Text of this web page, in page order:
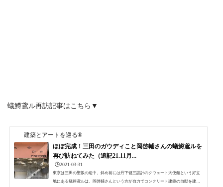
蟻鱒鳶ル再訪記事はこちら▼
建築とアートを巡る®
ほぼ完成！三田のガウディこと岡啓輔さんの蟻鱒鳶ルを
再び訪ねてみた（追記21.11月...
🕒️2021-03-31
東京は三田の聖坂の途中、斜め前には丹下健三設計のクウェート大使館という好立
地にある蟻鱒鳶ルは、岡啓輔さんという方が自力でコンクリート建築の自邸を建て